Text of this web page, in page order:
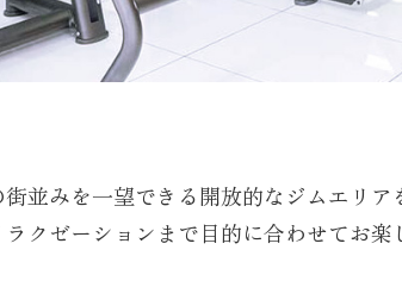
並みを一望できる開放的なジムエリア
クゼーションまで目的に合わせてお楽